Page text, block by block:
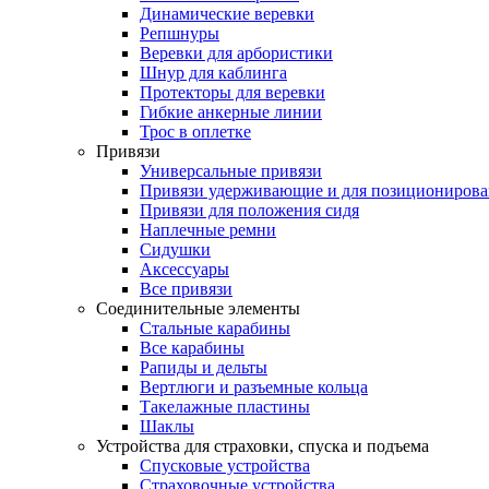
Динамические веревки
Репшнуры
Веревки для арбористики
Шнур для каблинга
Протекторы для веревки
Гибкие анкерные линии
Трос в оплетке
Привязи
Универсальные привязи
Привязи удерживающие и для
Привязи для положения сидя
Наплечные ремни
Сидушки
Аксессуары
Все привязи
Соединительные элементы
Стальные карабины
Все карабины
Рапиды и дельты
Вертлюги и разъемные кольца
Такелажные пластины
Шаклы
Устройства для страховки, спуска и подъема
Спусковые устройства
Страховочные устройства